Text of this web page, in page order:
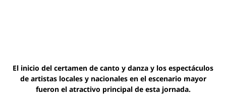
El inicio del certamen de canto y danza y los espectáculos
de artistas locales y nacionales en el escenario mayor
fueron el atractivo principal de esta jornada.